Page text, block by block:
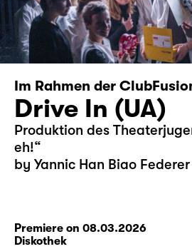
Im Rahmen der
Drive In (UA)
Produktion des
eh!“
by Yannic Han Biao Federer
Premiere on 08.03.2026
Diskothek